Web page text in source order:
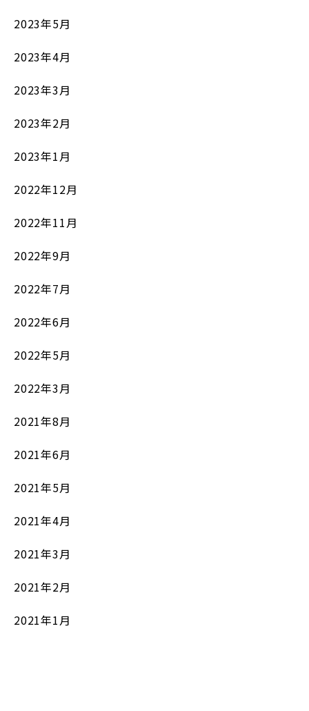
2023年5月
2023年4月
2023年3月
2023年2月
2023年1月
2022年12月
2022年11月
2022年9月
2022年7月
2022年6月
2022年5月
2022年3月
2021年8月
2021年6月
2021年5月
2021年4月
2021年3月
2021年2月
2021年1月